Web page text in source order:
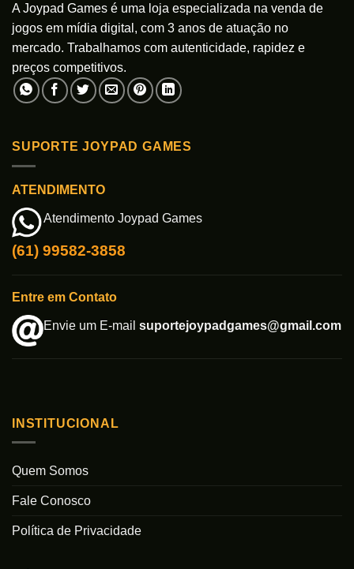
A Joypad Games é uma loja especializada na venda de
jogos em mídia digital, com 3 anos de atuação no
mercado. Trabalhamos com autenticidade, rapidez e
preços competitivos.
SUPORTE JOYPAD GAMES
ATENDIMENTO
Atendimento Joypad Games
(61) 99582-3858
Entre em Contato
Envie um E-mail suportejoypadgames@gmail.com
INSTITUCIONAL
Quem Somos
Fale Conosco
Política de Privacidade